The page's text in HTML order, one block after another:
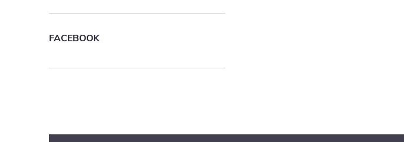
FACEBOOK